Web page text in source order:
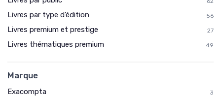
Livres par type d’édition 56
Livres premium et prestige 27
Livres thématiques premium 49
Marque
Exacompta 3